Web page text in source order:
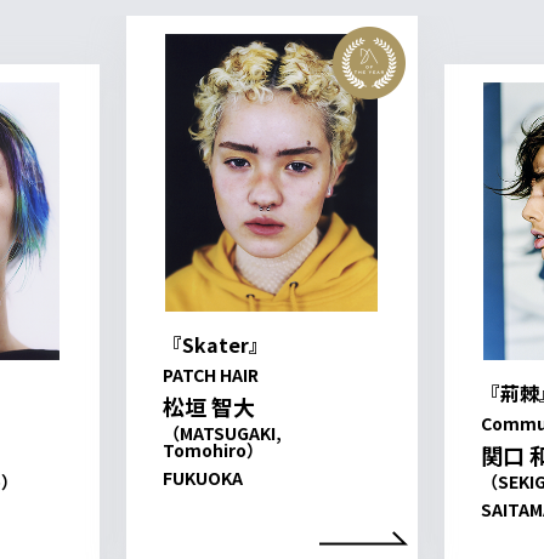
『Skater』
PATCH HAIR
松垣 智大
（MATSUGAKI,
Tomohiro）
FUKUOKA
『荊
関口
（